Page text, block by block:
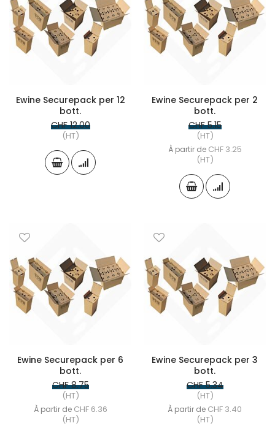
Ewine Securepack per 12
bott.
CHF 12.00
(HT)
Ewine Securepack per 2
bott.
CHF 5.15
(HT)
À partir de CHF 3.25
(HT)
Ewine Securepack per 6
bott.
CHF 8.75
(HT)
À partir de CHF 6.36
(HT)
Ewine Securepack per 3
bott.
CHF 5.34
(HT)
À partir de CHF 3.40
(HT)